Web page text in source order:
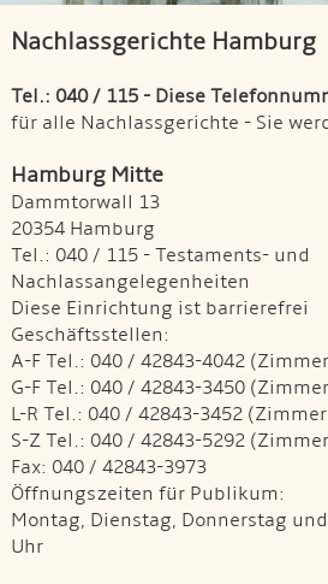
Nachlassgerichte Hamburg
Tel.: 040 / 115 - Diese
für alle Nachlassgerichte - Sie
Hamburg Mitte
Dammtorwall 13
20354 Hamburg
Tel.: 040 / 115 - Testaments- und
Nachlassangelegenheiten
Diese Einrichtung ist barrierefrei
Geschäftsstellen:
A-F Tel.: 040 / 42843-4042
G-F Tel.: 040 / 42843-3450
L-R Tel.: 040 / 42843-3452
S-Z Tel.: 040 / 42843-5292
Fax: 040 / 42843-3973
Öffnungszeiten für Publikum:
Montag, Dienstag, Donnerstag
Uhr